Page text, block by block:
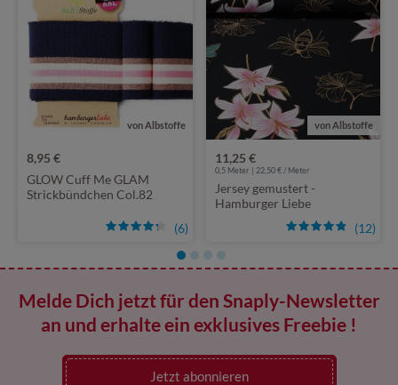
von Albstoffe
(6)
8,95 €
GLOW Cuff Me GLAM
Strickbündchen Col.82
von Albstoffe
(12)
11,25 €
0,5 Meter | 22,50 € / Meter
Jersey gemustert -
Hamburger Liebe
Digitaldruck Glow Edition
Lily Digital Schwarz
Multicolor
Melde Dich jetzt für den Snaply-Newsletter
an und erhalte ein exklusives Freebie !
Jetzt abonnieren